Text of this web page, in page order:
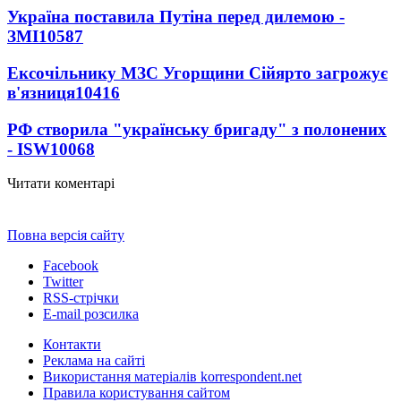
Україна поставила Путіна перед дилемою -
ЗМІ10587
Ексочільнику МЗС Угорщини Сійярто загрожує
в'язниця10416
РФ створила "українську бригаду" з полонених
- ISW10068
Читати коментарі
Повна версія сайту
Facebook
Twitter
RSS-стрічки
E-mail розсилка
Контакти
Реклама на сайті
Використання матеріалів korrespondent.net
Правила користування сайтом